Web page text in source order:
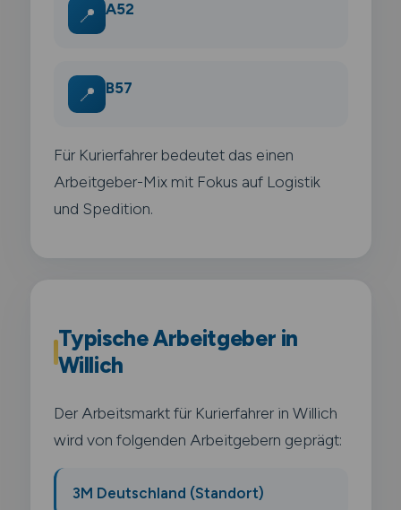
📍 A52
📍 B57
Für Kurierfahrer bedeutet das einen
Arbeitgeber-Mix mit Fokus auf Logistik
und Spedition.
Typische Arbeitgeber in
Willich
Der Arbeitsmarkt für Kurierfahrer in Willich
wird von folgenden Arbeitgebern geprägt:
3M Deutschland (Standort)